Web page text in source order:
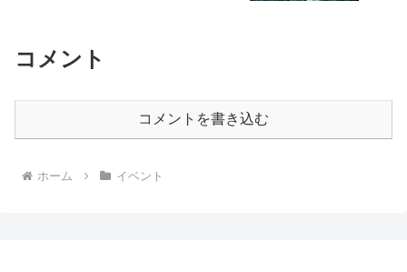
コメント
コメントを書き込む
ホーム イベント